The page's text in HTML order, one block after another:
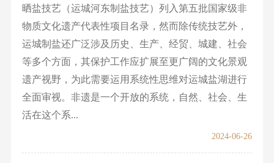
晒盐技艺（运城河东制盐技艺）列入第五批国家级非
物质文化遗产代表性项目名录，然而除传统技艺外，
运城制盐还广泛涉及历史、生产、经贸、城建、社会
等多个方面，其保护工作应扩展至更广阔的文化景观
遗产视野，为此需要运用系统性思维对运城盐湖进行
全面审视。非遗是一个开放的系统，自然、社会、生
活在这个系...
2024-06-26